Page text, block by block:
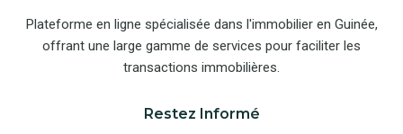
Plateforme en ligne spécialisée dans l'immobilier en Guinée,
offrant une large gamme de services pour faciliter les
transactions immobilières.
Restez Informé